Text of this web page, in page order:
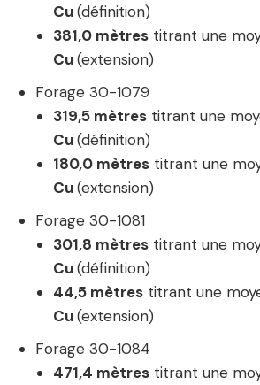
Cu(définition)
381,0 mètres titrant une
Cu(extension)
Forage 30-1079
319,5 mètres titrant une
Cu(définition)
180,0 mètres titrant une
Cu(extension)
Forage 30-1081
301,8 mètres titrant une
Cu(définition)
44,5 mètres titrant une
Cu(extension)
Forage 30-1084
471,4 mètres titrant une